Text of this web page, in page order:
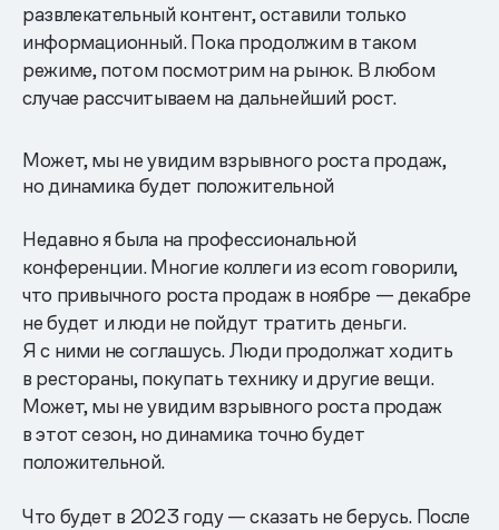
развлекательный контент, оставили только
информационный. Пока продолжим в таком
режиме, потом посмотрим на рынок. В любом
случае рассчитываем на дальнейший рост.
Может, мы не увидим взрывного роста продаж,
но динамика будет положительной
Недавно я была на профессиональной
конференции. Многие коллеги из ecom говорили,
что привычного роста продаж в ноябре — декабре
не будет и люди не пойдут тратить деньги.
Я с ними не соглашусь. Люди продолжат ходить
в рестораны, покупать технику и другие вещи.
Может, мы не увидим взрывного роста продаж
в этот сезон, но динамика точно будет
положительной.
Что будет в 2023 году — сказать не берусь. После